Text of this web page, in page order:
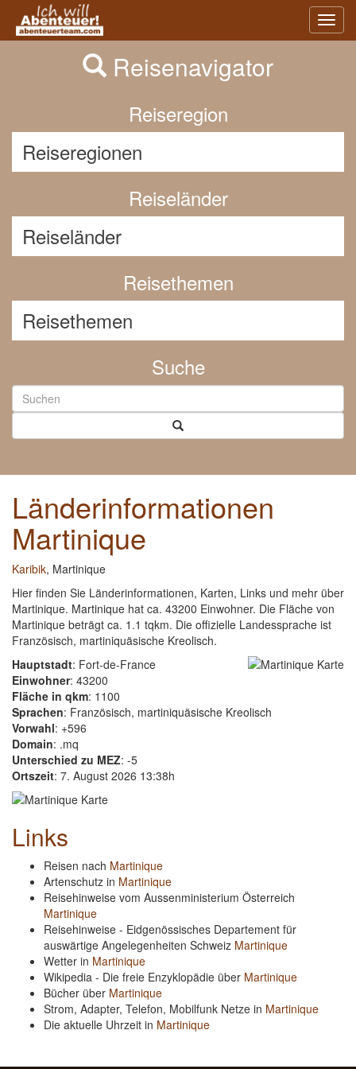
Previous
Reisenavigator
Reiseregion
Reiseländer
Reisethemen
Suche
Länderinformationen
Martinique
Karibik, Martinique
Hier finden Sie Länderinformationen, Karten, Links und mehr über
Martinique. Martinique hat ca. 43200 Einwohner. Die Fläche von
Martinique beträgt ca. 1.1 tqkm. Die offizielle Landessprache ist
Französisch, martiniquäsische Kreolisch.
Hauptstadt: Fort-de-France
Einwohner: 43200
Fläche in qkm: 1100
Sprachen: Französisch, martiniquäsische Kreolisch
Vorwahl: +596
Domain: .mq
Unterschied zu MEZ: -5
Ortszeit: 7. August 2026 13:38h
Links
Reisen nach Martinique
Artenschutz in Martinique
Reisehinweise vom Aussenministerium Österreich
Martinique
Reisehinweise - Eidgenössisches Departement für
auswärtige Angelegenheiten Schweiz Martinique
Wetter in Martinique
Wikipedia - Die freie Enzyklopädie über Martinique
Bücher über Martinique
Strom, Adapter, Telefon, Mobilfunk Netze in Martinique
Die aktuelle Uhrzeit in Martinique